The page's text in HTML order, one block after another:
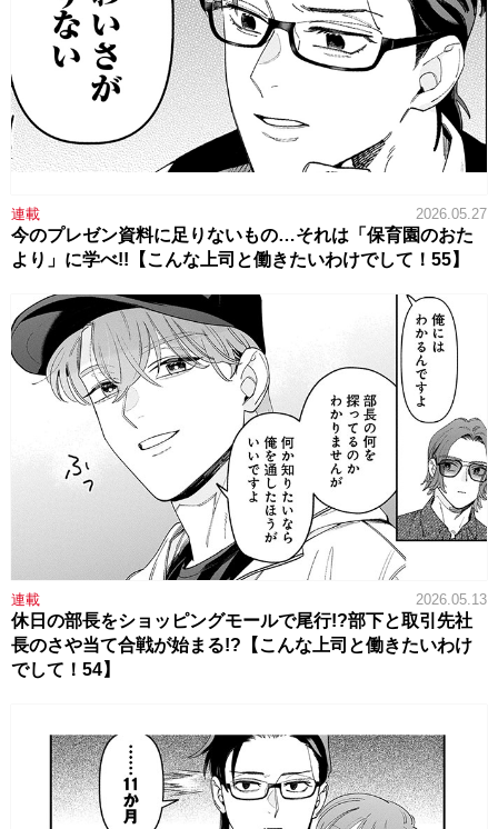
連載 2026.05.27
今のプレゼン資料に足りないもの…それは「保育園のおた
より」に学べ!!【こんな上司と働きたいわけでして！55】
連載 2026.05.13
休日の部長をショッピングモールで尾行!?部下と取引先社
長のさや当て合戦が始まる!?【こんな上司と働きたいわけ
でして！54】